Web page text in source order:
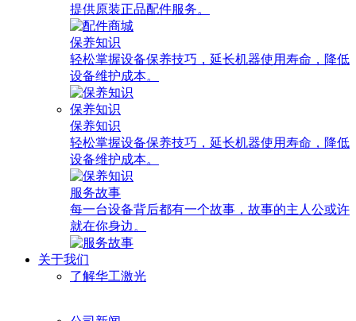
提供原装正品配件服务。
保养知识
轻松掌握设备保养技巧，延长机器使用寿命，降低
设备维护成本。
保养知识
保养知识
轻松掌握设备保养技巧，延长机器使用寿命，降低
设备维护成本。
服务故事
每一台设备背后都有一个故事，故事的主人公或许
就在你身边。
关于我们
了解华工激光